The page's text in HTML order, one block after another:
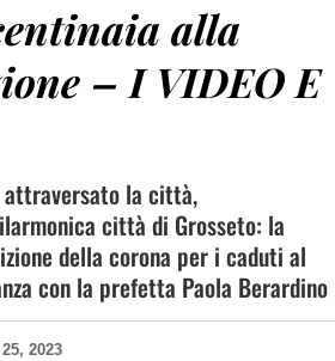
alla
– I VIDEO E
attraversato la città,
città di Grosseto: la
della corona per i caduti al
con la prefetta Paola Berardino
2023